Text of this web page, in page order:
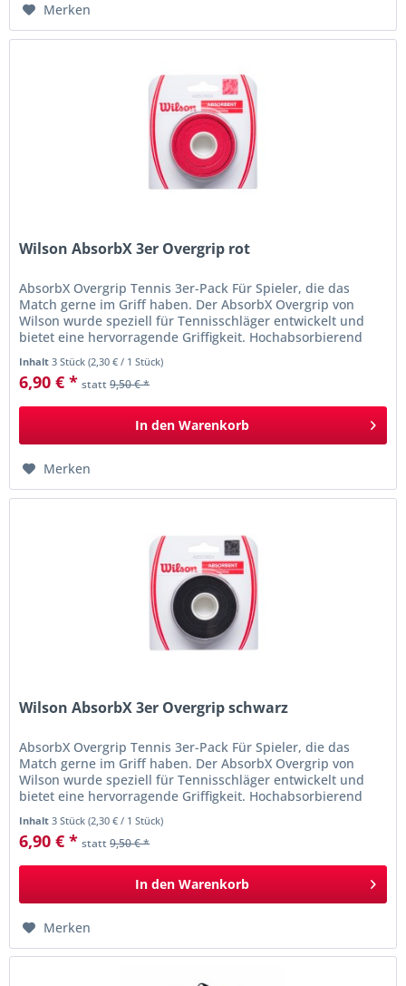
Merken
Wilson AbsorbX 3er Overgrip rot
AbsorbX Overgrip Tennis 3er-Pack Für Spieler, die das
Match gerne im Griff haben. Der AbsorbX Overgrip von
Wilson wurde speziell für Tennisschläger entwickelt und
bietet eine hervorragende Griffigkeit. Hochabsorbierend
Inhalt3 Stück(2,30 € / 1 Stück)
6,90 € * statt9,50 € *
In den Warenkorb
Merken
Wilson AbsorbX 3er Overgrip schwarz
AbsorbX Overgrip Tennis 3er-Pack Für Spieler, die das
Match gerne im Griff haben. Der AbsorbX Overgrip von
Wilson wurde speziell für Tennisschläger entwickelt und
bietet eine hervorragende Griffigkeit. Hochabsorbierend
Inhalt3 Stück(2,30 € / 1 Stück)
6,90 € * statt9,50 € *
In den Warenkorb
Merken